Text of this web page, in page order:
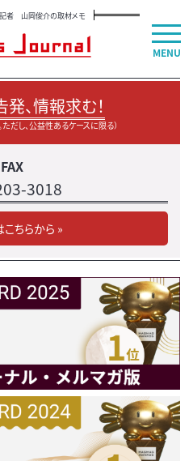
記者 山岡俊介の取材メモ
、情報求む！
だし、公益性あるケースに限る）
FAX
3018
ちらから »
MENU